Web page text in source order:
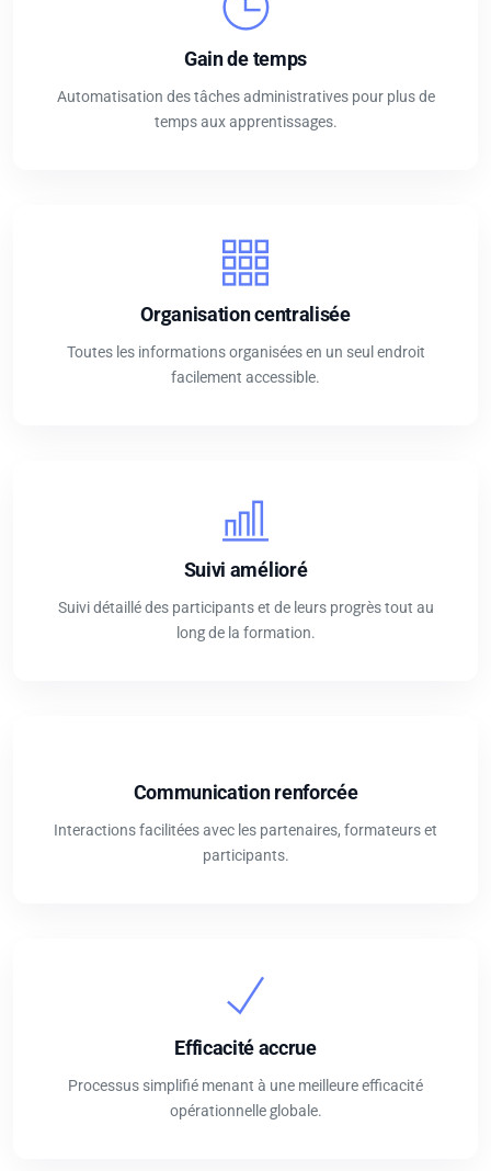
Gain de temps
Automatisation des tâches administratives pour plus de
temps aux apprentissages.
Organisation centralisée
Toutes les informations organisées en un seul endroit
facilement accessible.
Suivi amélioré
Suivi détaillé des participants et de leurs progrès tout au
long de la formation.
Communication renforcée
Interactions facilitées avec les partenaires, formateurs et
participants.
Efficacité accrue
Processus simplifié menant à une meilleure efficacité
opérationnelle globale.